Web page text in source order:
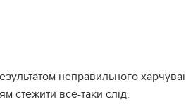
неправильного
стежити все-таки слід.